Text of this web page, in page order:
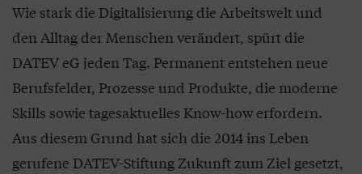
Wie stark die Digitalisierung die Arbeitswelt und
den Alltag der Menschen verändert, spürt die
DATEV eG jeden Tag. Permanent entstehen neue
Berufsfelder, Prozesse und Produkte, die moderne
Skills sowie tagesaktuelles Know-how erfordern.
Aus diesem Grund hat sich die 2014 ins Leben
gerufene DATEV-Stiftung Zukunft zum Ziel gesetzt,